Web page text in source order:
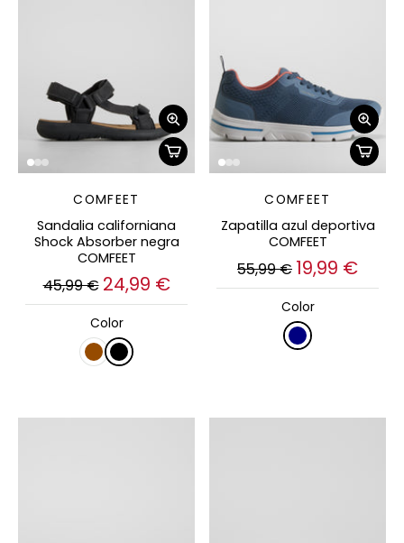
COMFEET
Sandalia californiana
Shock Absorber negra
COMFEET
45,99 € 24,99 €
Color
COMFEET
Zapatilla azul deportiva
COMFEET
55,99 € 19,99 €
Color